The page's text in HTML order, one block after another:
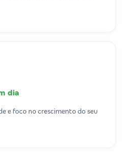
dia
e foco no crescimento do seu